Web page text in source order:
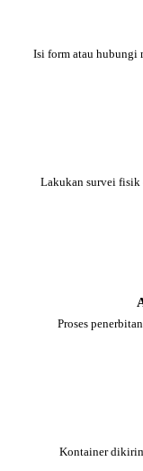
Isi form atau hubungi
Lakukan survei
Proses
Kontainer